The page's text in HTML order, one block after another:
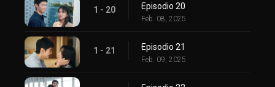
1 - 20 Episodio 20
Feb. 08, 2025
1 - 21 Episodio 21
Feb. 09, 2025